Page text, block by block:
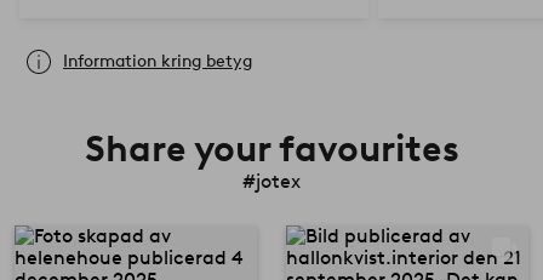
Information kring betyg
Share your favourites
#jotex